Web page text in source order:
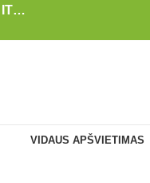
IT…
VIDAUS APŠVIETIMAS